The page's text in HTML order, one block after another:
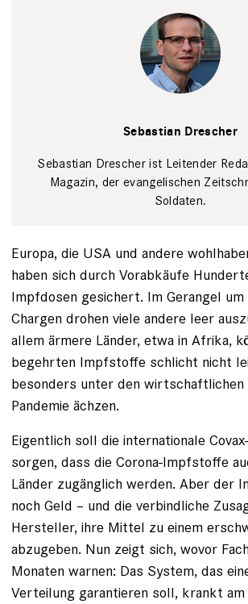
Sebastian Drescher
Sebastian Drescher ist Leitender
Magazin, der evangelischen
Soldaten.
Europa, die USA und andere
haben sich durch Vorabkäufe
Impfdosen gesichert. Im Gerangel
Chargen drohen viele andere leer
allem ärmere Länder, etwa in Afrika,
begehrten Impfstoffe schlicht nicht
besonders unter den wirtschaftlichen
Pandemie ächzen.
Eigentlich soll die internationale
sorgen, dass die Corona-Impfstoffe
Länder zugänglich werden. Aber der
noch Geld – und die verbindliche
Hersteller, ihre Mittel zu einem
abzugeben. Nun zeigt sich, wovor
Monaten warnen: Das System, das
Verteilung garantieren soll, krankt